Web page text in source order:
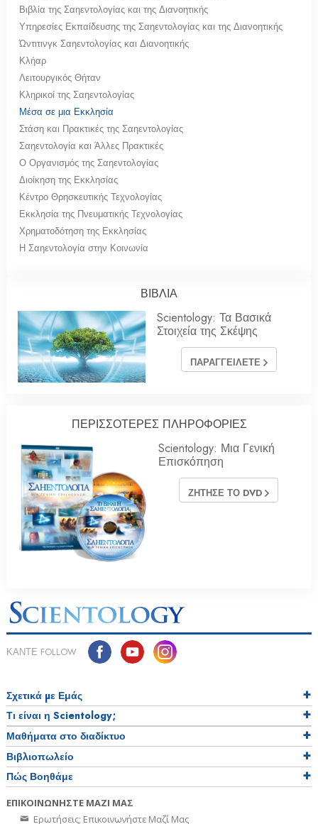
Βιβλία της Σαηεντολογίας και της Διανοητικής
Υπηρεσίες Εκπαίδευσης της Σαηεντολογίας και της Διανοητικής
Ώντιτινγκ Σαηεντολογίας και Διανοητικής
Κλήαρ
Λειτουργικός Θήταν
Κληρικοί της Σαηεντολογίας
Μέσα σε μια Εκκλησία
Στάση και Πρακτικές της Σαηεντολογίας
Σαηεντολογία και Άλλες Πρακτικές
Ο Οργανισμός της Σαηεντολογίας
Διοίκηση της Εκκλησίας
Κέντρο Θρησκευτικής Τεχνολογίας
Εκκλησία της Πνευματικής Τεχνολογίας
Χρηματοδότηση της Εκκλησίας
Η Σαηεντολογία στην Κοινωνία
ΒΙΒΛΙΑ
Scientology: Τα Βασικά
Στοιχεία της Σκέψης
ΠΑΡΑΓΓΕΙΛΕΤΕ
ΠΕΡΙΣΣΟΤΕΡΕΣ ΠΛΗΡΟΦΟΡΙΕΣ
Scientology: Μια Γενική
Επισκόπηση
ΖΗΤΗΣΕ ΤΟ DVD
ΚΑΝΤΕ FOLLOW
Σχετικά µε Εμάς
Τι είναι η Scientology;
Μαθήματα στο διαδίκτυο
Βιβλιοπωλείο
Πώς Βοηθάμε
ΕΠΙΚΟΙΝΩΝΗΣΤΕ ΜΑΖΙ ΜΑΣ
Ερωτήσεις; Επικοινωνήστε Μαζί Μας